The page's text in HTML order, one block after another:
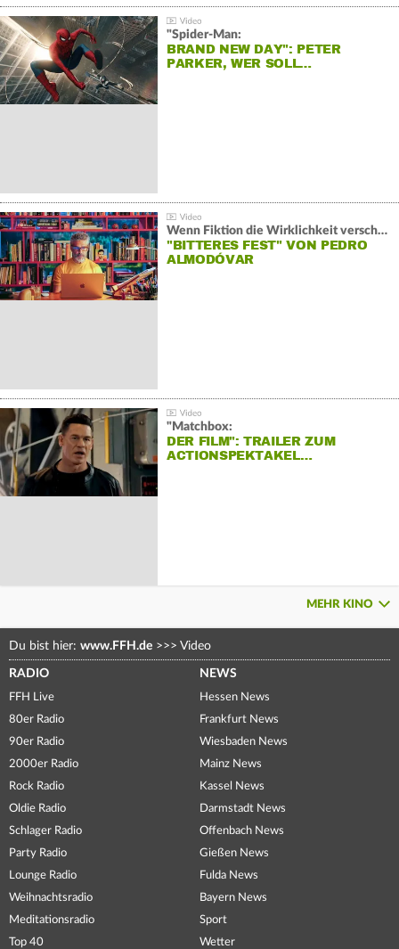
"Spider-Man:
BRAND NEW DAY": PETER
PARKER, WER SOLL…
Wenn Fiktion die Wirklichkeit verschiebt:
"BITTERES FEST" VON PEDRO
ALMODÓVAR
"Matchbox:
DER FILM": TRAILER ZUM
ACTIONSPEKTAKEL…
MEHR KINO
Du bist hier: www.FFH.de >>> Video
RADIO
FFH Live
80er Radio
90er Radio
2000er Radio
Rock Radio
Oldie Radio
Schlager Radio
Party Radio
Lounge Radio
Weihnachtsradio
Meditationsradio
Top 40
NEWS
Hessen News
Frankfurt News
Wiesbaden News
Mainz News
Kassel News
Darmstadt News
Offenbach News
Gießen News
Fulda News
Bayern News
Sport
Wetter